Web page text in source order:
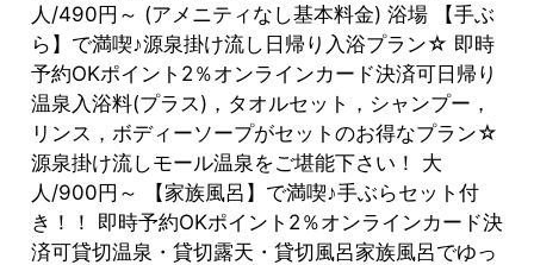
人/490円～ (アメニティなし基本料金) 浴場 【手ぶ
ら】で満喫♪源泉掛け流し日帰り入浴プラン☆ 即時
予約OKポイント2％オンラインカード決済可日帰り
温泉入浴料(プラス)，タオルセット，シャンプー，
リンス，ボディーソープがセットのお得なプラン☆
源泉掛け流しモール温泉をご堪能下さい！ 大
人/900円～ 【家族風呂】で満喫♪手ぶらセット付
き！！ 即時予約OKポイント2％オンラインカード決
済可貸切温泉・貸切露天・貸切風呂家族風呂でゆっ